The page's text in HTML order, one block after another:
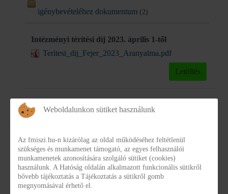
igénybevételéhez dokumentum (2)
Intézményi térítési díj 2023. április 1-től
Teritesi_dij_Fejer_2023_Aranyalma.pdf
Letöltés
Letöltés
Támogatott lakhatás térdij közlemény 2023_08_31
Tamogatott_lakhatas_terdij_kozlemeny_2023_08_
31.pdf
Weboldalunkon sütiket használunk
Az fmiszi.hu-n kizárólag az oldal működéséhez feltétlenül
szükséges és munkamenet támogató, az egyes felhasználói
munkamenetek azonosítására szolgáló sütiket (cookies)
használunk. A Hatóság oldalán alkalmazott funkcionális sütikről
bővebb tájékoztatás a Tájékoztatás a sütikről gomb
megnyomásával érhető el.